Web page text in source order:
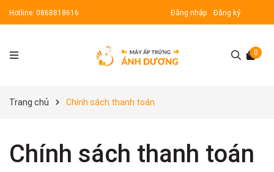
Hotline: 0868818616 Đăng nhập Đăng ký
0
Trang chủ Chính sách thanh toán
Chính sách thanh toán